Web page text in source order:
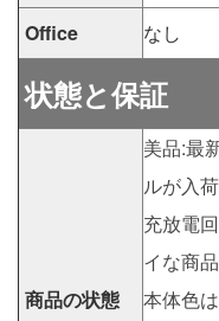
Office
なし
状態と保証
商品の状態
美品:最
ルが入
充放電
イな商品
本体色